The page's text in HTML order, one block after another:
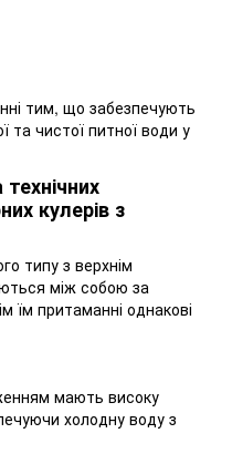
тим, що забезпечують
чистої питної води у
кулерів з
типу з верхнім
між собою за
їм притаманні однакові
мають високу
холодну воду з